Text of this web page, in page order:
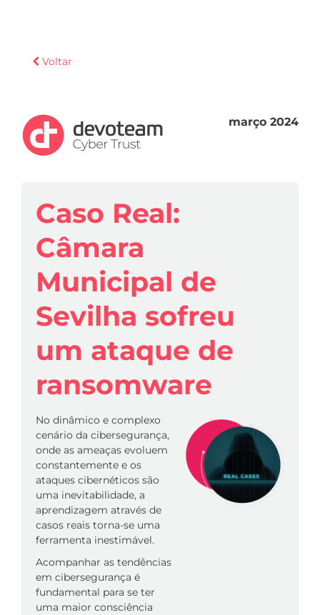
Voltar
março 2024
Caso Real:
Câmara
Municipal de
Sevilha sofreu
um ataque de
ransomware
No dinâmico e complexo
cenário da cibersegurança,
onde as ameaças evoluem
constantemente e os
ataques cibernéticos são
uma inevitabilidade, a
aprendizagem através de
casos reais torna-se uma
ferramenta inestimável.
Acompanhar as tendências
em cibersegurança é
fundamental para se ter
uma maior consciência